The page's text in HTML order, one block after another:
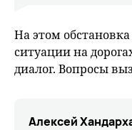
На этом
ситуации на
диалог. Вопросы
Алексей